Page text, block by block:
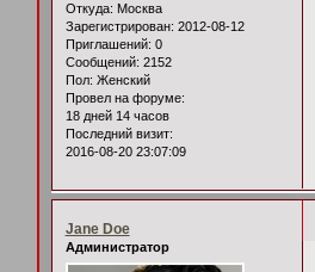
Откуда: Москва
Зарегистрирован: 2012-08-12
Приглашений: 0
Сообщений: 2152
Пол: Женский
Провел на форуме:
18 дней 14 часов
Последний визит:
2016-08-20 23:07:09
Jane Doe
Администратор